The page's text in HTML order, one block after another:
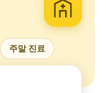
주말 진료